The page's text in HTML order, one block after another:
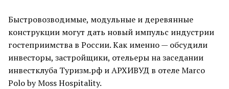
Быстровозводимые, модульные и деревянные
конструкции могут дать новый импульс индустрии
гостеприимства в России. Как именно — обсудили
инвесторы, застройщики, отельеры на заседании
инвестклуба Туризм.рф и АРХИВУД в отеле Marco
Polo by Moss Hospitality.